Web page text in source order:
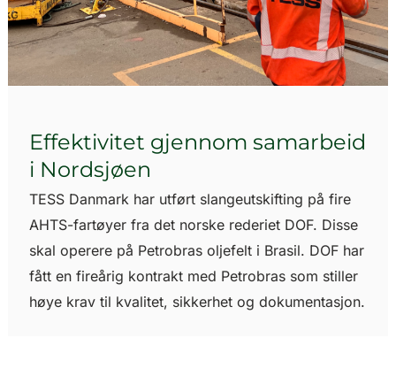
Effektivitet gjennom samarbeid
i Nordsjøen
TESS Danmark har utført slangeutskifting på fire
AHTS-fartøyer fra det norske rederiet DOF. Disse
skal operere på Petrobras oljefelt i Brasil. DOF har
fått en fireårig kontrakt med Petrobras som stiller
høye krav til kvalitet, sikkerhet og dokumentasjon.